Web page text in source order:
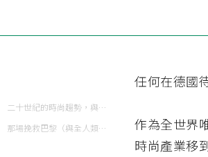
二十世紀的時尚趨勢，與恐怖攻擊
那場挽救巴黎（與全人類）時尚的艱鉅任務
任何在德國
作為全世界
時尚產業移